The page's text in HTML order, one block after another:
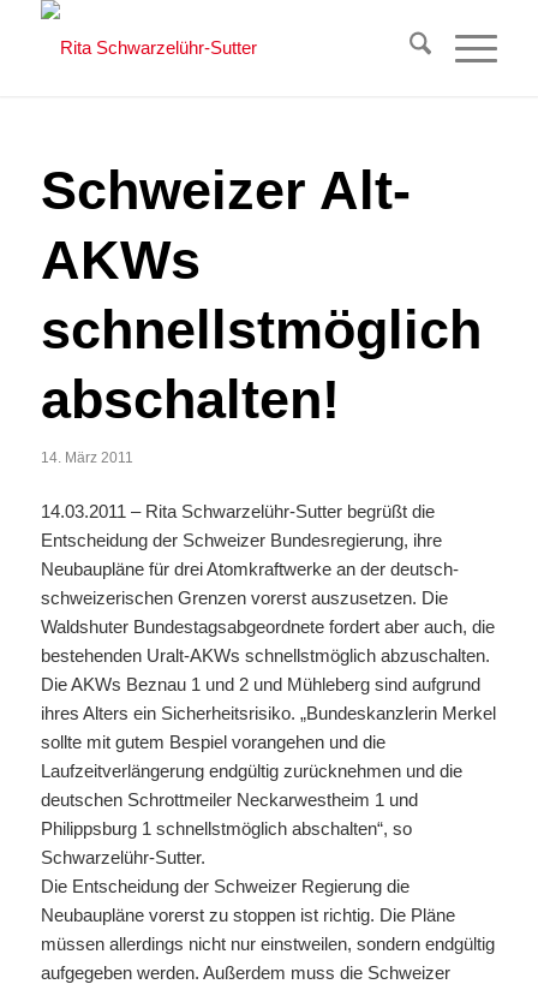
Schweizer Alt-
AKWs
schnellstmöglich
abschalten!
14. März 2011
14.03.2011 – Rita Schwarzelühr-Sutter begrüßt die
Entscheidung der Schweizer Bundesregierung, ihre
Neubaupläne für drei Atomkraftwerke an der deutsch-
schweizerischen Grenzen vorerst auszusetzen. Die
Waldshuter Bundestagsabgeordnete fordert aber auch, die
bestehenden Uralt-AKWs schnellstmöglich abzuschalten.
Die AKWs Beznau 1 und 2 und Mühleberg sind aufgrund
ihres Alters ein Sicherheitsrisiko. „Bundeskanzlerin Merkel
sollte mit gutem Bespiel vorangehen und die
Laufzeitverlängerung endgültig zurücknehmen und die
deutschen Schrottmeiler Neckarwestheim 1 und
Philippsburg 1 schnellstmöglich abschalten“, so
Schwarzelühr-Sutter.
Die Entscheidung der Schweizer Regierung die
Neubaupläne vorerst zu stoppen ist richtig. Die Pläne
müssen allerdings nicht nur einstweilen, sondern endgültig
aufgegeben werden. Außerdem muss die Schweizer